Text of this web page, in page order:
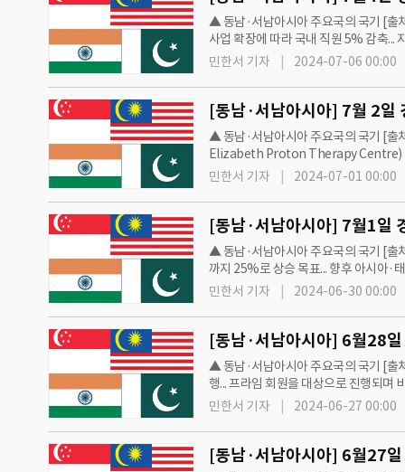
▲ 동남·서남아시아 주요국의 국기 [출
사업 확장에 따라 국내 직원 5% 감축
업부(MITI), 반도체 산업에 필요한 6만
민한서 기자 2024-07-06 00:00
▲ 동남·서남아시아 주요국의 국기 [
Elizabeth Proton Therapy Centre) 공
조직 손상 방지하며 암환자 치료[말레
민한서 기자 2024-07-01 00:00
▲ 동남·서남아시아 주요국의 국기 [출
까지 25%로 상승 목표... 향후 아시아·
(CAAS), 7월부터 창이공항그룹(CAG)
민한서 기자 2024-06-30 00:00
▲ 동남·서남아시아 주요국의 국기 [출
행... 프라임 회원을 대상으로 진행되며
우편·물류 기업 싱포스트(SingPost),
민한서 기자 2024-06-27 00:00